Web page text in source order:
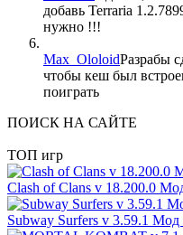
добавь Terraria
нужно !!!
Max_OloloidРазрабы
чтобы кеш был
поиграть
ПОИСК НА САЙТЕ
ТОП игр
Clash of Clans v 18.200.0
Subway Surfers v 3.59.1 Мод